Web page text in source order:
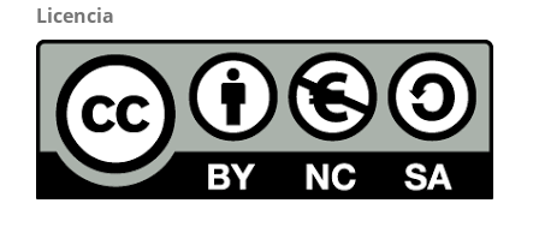
Licencia